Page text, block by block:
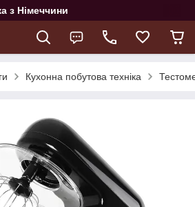
з Німеччини
Кухонна побутова техніка